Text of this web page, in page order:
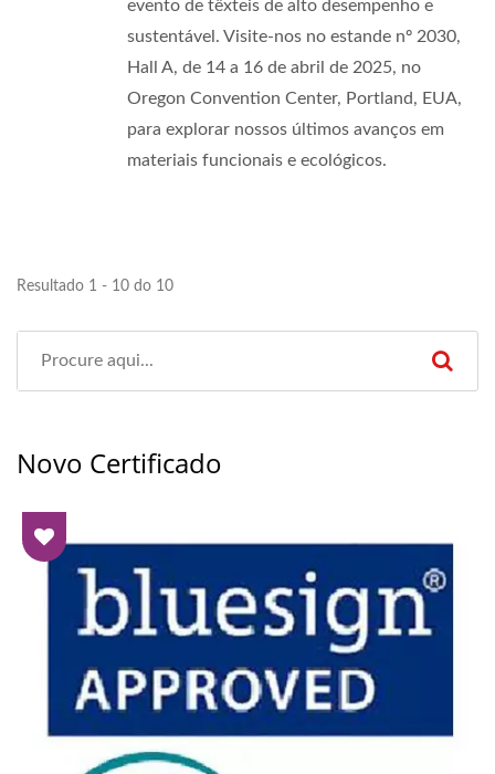
evento de têxteis de alto desempenho e
sustentável. Visite-nos no estande nº 2030,
Hall A, de 14 a 16 de abril de 2025, no
Oregon Convention Center, Portland, EUA,
para explorar nossos últimos avanços em
materiais funcionais e ecológicos.
Resultado 1 - 10 do 10
Novo Certificado